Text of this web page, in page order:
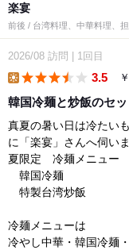
楽宴
前後 / 台湾料理、中華料理、
2026/08 訪問 1回目
3.5
韓国冷麺と炒飯のセ
真夏の暑い日は冷たい
に「楽宴」さんへ伺いま
夏限定 冷麺メニュー
韓国冷麺
特製台湾炒飯
冷麺メニューは
冷やし中華・韓国冷麺